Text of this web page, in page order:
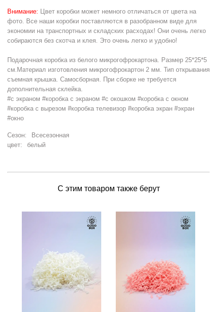
Внимание: Цвет коробки может немного отличаться от цвета на
фото. Все наши коробки поставляются в разобранном виде для
экономии на транспортных и складских расходах! Они очень легко
собираются без скотча и клея. Это очень легко и удобно!
Подарочная коробка из белого микрогофрокартона. Размер 25*25*5
см.Материал изготовления микрогофрокартон 2 мм. Тип открывания
съемная крышка. Самосборная. При сборке не требуется
дополнительная склейка.
#с экраном #коробка с экраном #с окошком #коробка с окном
#коробка с вырезом #коробка телевизор #коробка экран #экран
#окно
Сезон:
Всесезонная
цвет:
белый
С этим товаром также берут